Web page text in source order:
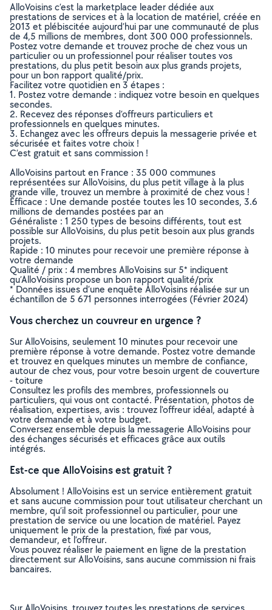
AlloVoisins c’est la marketplace leader dédiée aux
prestations de services et à la location de matériel, créée en
2013 et plébiscitée aujourd’hui par une communauté de plus
de 4,5 millions de membres, dont 300 000 professionnels.
Postez votre demande et trouvez proche de chez vous un
particulier ou un professionnel pour réaliser toutes vos
prestations, du plus petit besoin aux plus grands projets,
pour un bon rapport qualité/prix.
Facilitez votre quotidien en 3 étapes :
1. Postez votre demande : indiquez votre besoin en quelques
secondes.
2. Recevez des réponses d’offreurs particuliers et
professionnels en quelques minutes.
3. Echangez avec les offreurs depuis la messagerie privée et
sécurisée et faites votre choix !
C’est gratuit et sans commission !
AlloVoisins partout en France : 35 000 communes
représentées sur AlloVoisins, du plus petit village à la plus
grande ville, trouvez un membre à proximité de chez vous !
Efficace : Une demande postée toutes les 10 secondes, 3.6
millions de demandes postées par an
Généraliste : 1 250 types de besoins différents, tout est
possible sur AlloVoisins, du plus petit besoin aux plus grands
projets.
Rapide : 10 minutes pour recevoir une première réponse à
votre demande
Qualité / prix : 4 membres AlloVoisins sur 5* indiquent
qu’AlloVoisins propose un bon rapport qualité/prix
* Données issues d’une enquête AlloVoisins réalisée sur un
échantillon de 5 671 personnes interrogées (Février 2024)
Vous cherchez un couvreur en urgence ?
Sur AlloVoisins, seulement 10 minutes pour recevoir une
première réponse à votre demande. Postez votre demande
et trouvez en quelques minutes un membre de confiance,
autour de chez vous, pour votre besoin urgent de couverture
- toiture
Consultez les profils des membres, professionnels ou
particuliers, qui vous ont contacté. Présentation, photos de
réalisation, expertises, avis : trouvez l'offreur idéal, adapté à
votre demande et à votre budget.
Conversez ensemble depuis la messagerie AlloVoisins pour
des échanges sécurisés et efficaces grâce aux outils
intégrés.
Est-ce que AlloVoisins est gratuit ?
Absolument ! AlloVoisins est un service entièrement gratuit
et sans aucune commission pour tout utilisateur cherchant un
membre, qu’il soit professionnel ou particulier, pour une
prestation de service ou une location de matériel. Payez
uniquement le prix de la prestation, fixé par vous,
demandeur, et l’offreur.
Vous pouvez réaliser le paiement en ligne de la prestation
directement sur AlloVoisins, sans aucune commission ni frais
bancaires.